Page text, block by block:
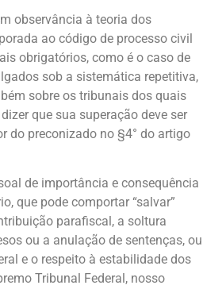
observância à teoria dos
ao código de processo civil
obrigatórios, como é o caso de
sob a sistemática repetitiva,
sobre os tribunais dos quais
que sua superação deve ser
do preconizado no §4° do artigo
de importância e consequência
que pode comportar “salvar”
parafiscal, a soltura
ou a anulação de sentenças, ou
e o respeito à estabilidade dos
Tribunal Federal, nosso